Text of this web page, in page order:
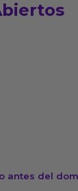
antes del